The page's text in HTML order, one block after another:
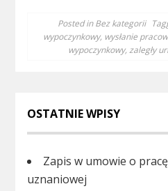
Posted inBez kategorii
wypoczynkowy, wysłanie
wypoczynkowy, zaległy
OSTATNIE WPISY
Zapis w umowie o
uznaniowej